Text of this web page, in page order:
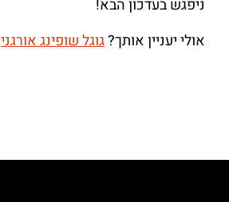
ניפגש בעדכון הבא!
אולי יעניין אותך?גוגל שופינג אורגני